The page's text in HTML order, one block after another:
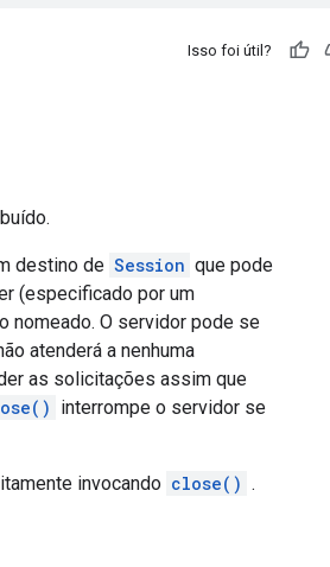
Isso foi útil?
destino de Session que pode
(especificado por um
nomeado. O servidor pode se
atenderá a nenhuma
as solicitações assim que
interrompe o servidor se
invocando close() .